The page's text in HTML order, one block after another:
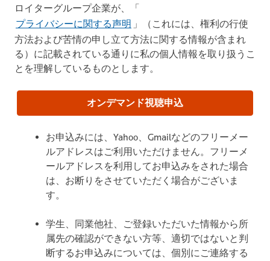
ロイターグループ企業が、「
プライバシーに関する声明 」（これには、権利の行使
方法および苦情の申し立て方法に関する情報が含まれ
る）に記載されている通りに私の個人情報を取り扱うこ
とを理解しているものとします。
オンデマンド視聴申込
お申込みには、Yahoo、Gmailなどのフリーメー
ルアドレスはご利用いただけません。フリーメ
ールアドレスを利用してお申込みをされた場合
は、お断りをさせていただく場合がございま
す。
学生、同業他社、ご登録いただいた情報から所
属先の確認ができない方等、適切ではないと判
断するお申込みについては、個別にご連絡する